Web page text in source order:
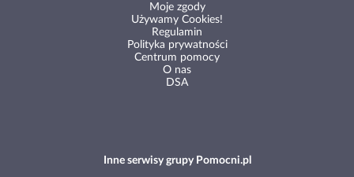
Moje zgody
Używamy Cookies!
Regulamin
Polityka prywatności
Centrum pomocy
O nas
DSA
Inne serwisy grupy Pomocni.pl